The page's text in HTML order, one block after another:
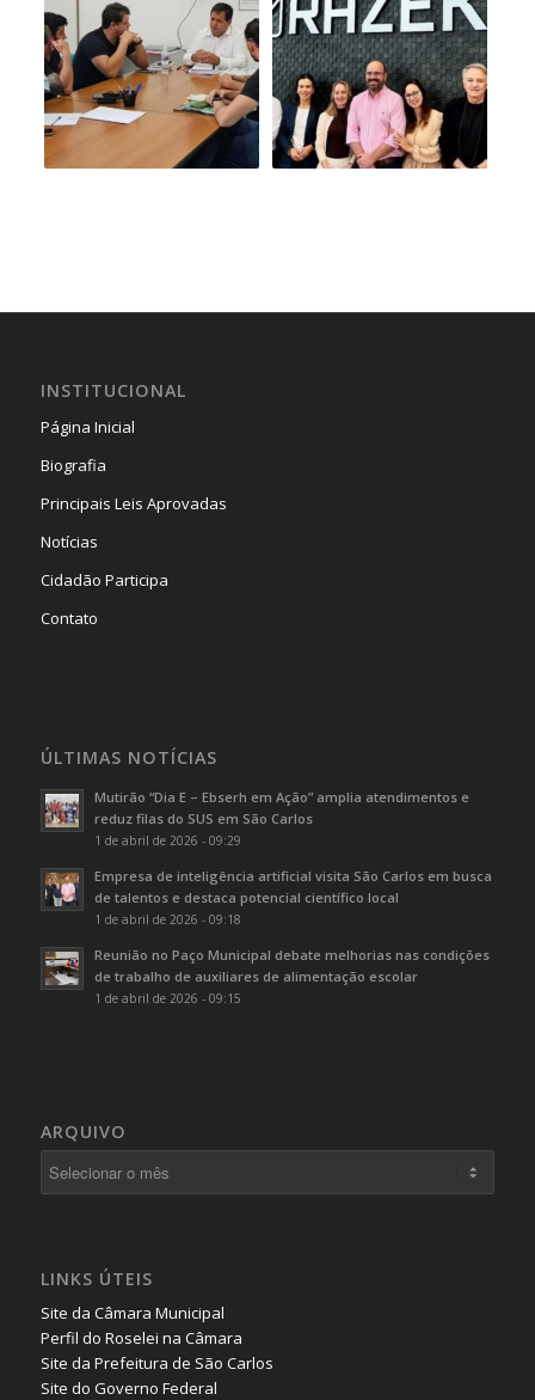
INSTITUCIONAL
Página Inicial
Biografia
Principais Leis Aprovadas
Notícias
Cidadão Participa
Contato
ÚLTIMAS NOTÍCIAS
Mutirão “Dia E – Ebserh em Ação” amplia atendimentos e
reduz filas do SUS em São Carlos
1 de abril de 2026 - 09:29
Empresa de inteligência artificial visita São Carlos em busca
de talentos e destaca potencial científico local
1 de abril de 2026 - 09:18
Reunião no Paço Municipal debate melhorias nas condições
de trabalho de auxiliares de alimentação escolar
1 de abril de 2026 - 09:15
ARQUIVO
LINKS ÚTEIS
Site da Câmara Municipal
Perfil do Roselei na Câmara
Site da Prefeitura de São Carlos
Site do Governo Federal